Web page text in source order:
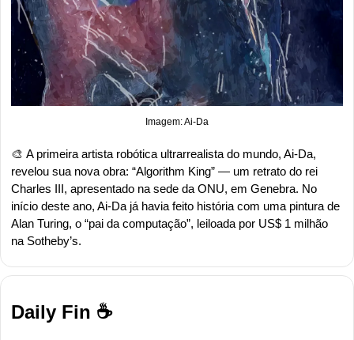
Imagem: Ai-Da
🎨 A primeira artista robótica ultrarrealista do mundo, Ai-Da,
revelou sua nova obra: “Algorithm King” — um retrato do rei
Charles III, apresentado na sede da ONU, em Genebra. No
início deste ano, Ai-Da já havia feito história com uma pintura de
Alan Turing, o “pai da computação”, leiloada por US$ 1 milhão
na Sotheby’s.
Daily Fin ☕